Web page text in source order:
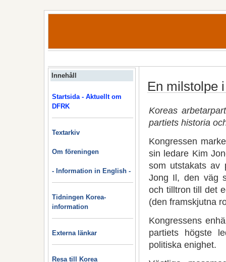
Innehåll
Startsida - Aktuellt om
DFRK
Textarkiv
Om föreningen
- Information in English -
Tidningen Korea-
information
Externa länkar
Resa till Korea
En milstolpe
Koreas
partiets historia
Kongressen
sin ledare Kim
som utstakats av
Jong Il, den väg
och tilltron till det
(den framskjutna
Kongressens
partiets högste
politiska enighet.